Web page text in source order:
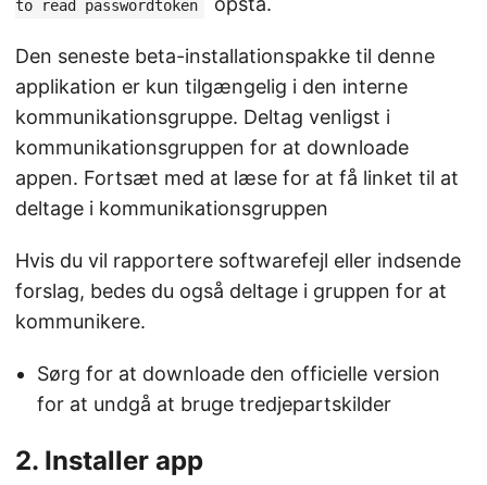
to read passwordtoken
Den seneste beta-installationspakke til denne
applikation er kun tilgængelig i den interne
kommunikationsgruppe. Deltag venligst i
kommunikationsgruppen for at downloade
appen. Fortsæt med at læse for at få linket til at
deltage i kommunikationsgruppen
Hvis du vil rapportere softwarefejl eller indsende
forslag, bedes du også deltage i gruppen for at
kommunikere.
Sørg for at downloade den officielle version
for at undgå at bruge tredjepartskilder
2. Installer app